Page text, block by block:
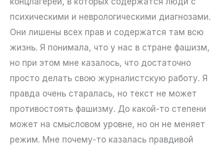
психическими и неврологическими диагнозами.
Они лишены всех прав и содержатся там всю
жизнь. Я понимала, что у нас в стране фашизм,
но при этом мне казалось, что достаточно
просто делать свою журналистскую работу. Я
правда очень старалась, но текст не может
противостоять фашизму. До какой-то степени
может на смысловом уровне, но он не меняет
режим. Мне почему-то казалась правдивой